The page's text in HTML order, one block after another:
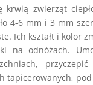
zwierząt
4-6 mm i 3 mm
Ich kształt i kolor
na odnóżach.
tapicerowanych,